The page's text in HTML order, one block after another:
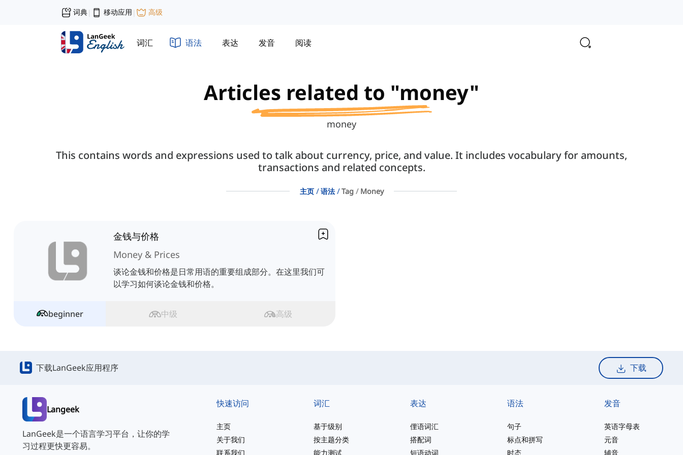
词典| 移动应用 | 高级
词汇 语法 表达 发音 阅读
Articles related to "money"
money
This contains words and expressions used to talk about currency, price, and value. It includes vocabulary for amounts,
transactions and related concepts.
主页 语法 Tag Money
金钱与价格
Money & Prices
谈论金钱和价格是日常用语的重要组成部分。在这里我们可
以学习如何谈论金钱和价格。
beginner 中级 高级
下载LanGeek应用程序 下载
Langeek
LanGeek是一个语言学习平台，让你的学
习过程更快更容易。
快速访问
主页
关于我们
联系我们
词汇
基于级别
按主题分类
能力测试
表达
俚语词汇
搭配词
短语动词
语法
句子
标点和拼写
时态
发音
英语字母表
元音
辅音